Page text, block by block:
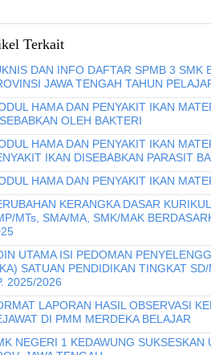
Terkait
DAN INFO DAFTAR SPMB 3 SMK
JAWA TENGAH TAHUN
HAMA DAN PENYAKIT IKAN
OLEH BAKTERI
HAMA DAN PENYAKIT IKAN
IKAN DISEBABKAN PARASIT
HAMA DAN PENYAKIT IKAN
KERANGKA DASAR
MTs, SMA/MA, SMK/MAK
UTAMA ISI PEDOMAN
SATUAN PENDIDIKAN TINGKAT
2025/2026
LAPORAN HASIL OBSERVASI
DI PMM MERDEKA BELAJAR
NEGERI 1 KEDAWUNG